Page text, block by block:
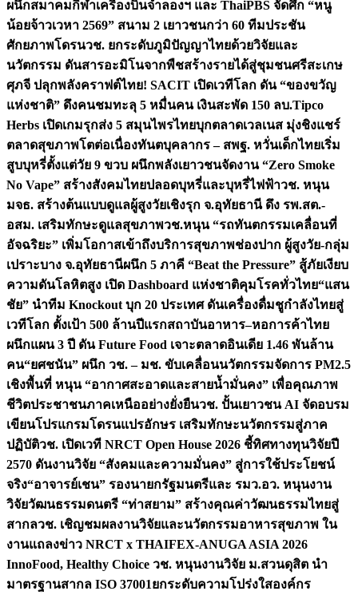
ผนึกสมาคมกีฬาเครื่องบินจำลองฯ และ ThaiPBS จัดศึก “หนู
น้อยจ้าวเวหา 2569” สนาม 2 เยาวชนกว่า 60 ทีมประชัน
ศักยภาพโดรนวช. ยกระดับภูมิปัญญาไทยด้วยวิจัยและ
นวัตกรรม ดันสารอะมิโนจากพืชสร้างรายได้สู่ชุมชนศรีสะเกษ
ศุภจี ปลุกพลังคราฟต์ไทย! SACIT เปิดเวทีโลก ดัน “ของขวัญ
แห่งชาติ” ดึงคนชมทะลุ 5 หมื่นคน เงินสะพัด 150 ลบ.Tipco
Herbs เปิดเกมรุกส่ง 5 สมุนไพรไทยบุกตลาดเวลเนส มุ่งชิงแชร์
ตลาดสุขภาพโตต่อเนื่องทันตบุคลากร – สพฐ. หวั่นเด็กไทยเริ่ม
สูบบุหรี่ตั้งแต่วัย 9 ขวบ ผนึกพลังเยาวชนจัดงาน “Zero Smoke
No Vape” สร้างสังคมไทยปลอดบุหรี่และบุหรี่ไฟฟ้าวช. หนุน
มจธ. สร้างต้นแบบดูแลผู้สูงวัยเชิงรุก จ.อุทัยธานี ดึง รพ.สต.-
อสม. เสริมทักษะดูแลสุขภาพวช.หนุน “รถทันตกรรมเคลื่อนที่
อัจฉริยะ” เพิ่มโอกาสเข้าถึงบริการสุขภาพช่องปาก ผู้สูงวัย-กลุ่ม
เปราะบาง จ.อุทัยธานีผนึก 5 ภาคี “Beat the Pressure” สู้ภัยเงียบ
ความดันโลหิตสูง เปิด Dashboard แห่งชาติคุมโรคทั่วไทย“แสน
ชัย” นำทีม Knockout บุก 20 ประเทศ ดันเครื่องดื่มชูกำลังไทยสู่
เวทีโลก ตั้งเป้า 500 ล้านปีแรกสถาบันอาหาร–หอการค้าไทย
ผนึกแผน 3 ปี ดัน Future Food เจาะตลาดอินเดีย 1.46 พันล้าน
คน“ยศชนัน” ผนึก วช. – มช. ขับเคลื่อนนวัตกรรมจัดการ PM2.5
เชิงพื้นที่ หนุน “อากาศสะอาดและสายน้ำมั่นคง” เพื่อคุณภาพ
ชีวิตประชาชนภาคเหนืออย่างยั่งยืนวช. ปั้นเยาวชน AI จัดอบรม
เขียนโปรแกรมโดรนแปรอักษร เสริมทักษะนวัตกรรมสู่ภาค
ปฏิบัติวช. เปิดเวที NRCT Open House 2026 ชี้ทิศทางทุนวิจัยปี
2570 ดันงานวิจัย “สังคมและความมั่นคง” สู่การใช้ประโยชน์
จริง“อาจารย์เชน” รองนายกรัฐมนตรีและ รมว.อว. หนุนงาน
วิจัยวัฒนธรรมดนตรี “ท่าสยาม” สร้างคุณค่าวัฒนธรรมไทยสู่
สากลวช. เชิญชมผลงานวิจัยและนวัตกรรมอาหารสุขภาพ ใน
งานแถลงข่าว NRCT x THAIFEX-ANUGA ASIA 2026
InnoFood, Healthy Choice วช. หนุนงานวิจัย ม.สวนดุสิต นำ
มาตรฐานสากล ISO 37001ยกระดับความโปร่งใสองค์กร